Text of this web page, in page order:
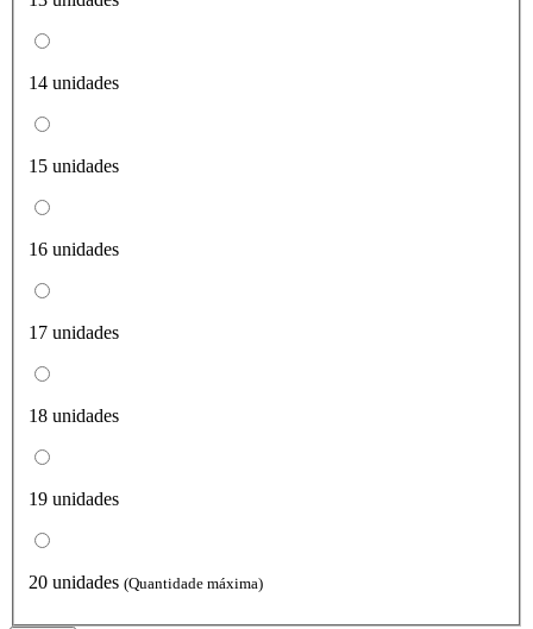
14 unidades
15 unidades
16 unidades
17 unidades
18 unidades
19 unidades
20 unidades (Quantidade máxima)